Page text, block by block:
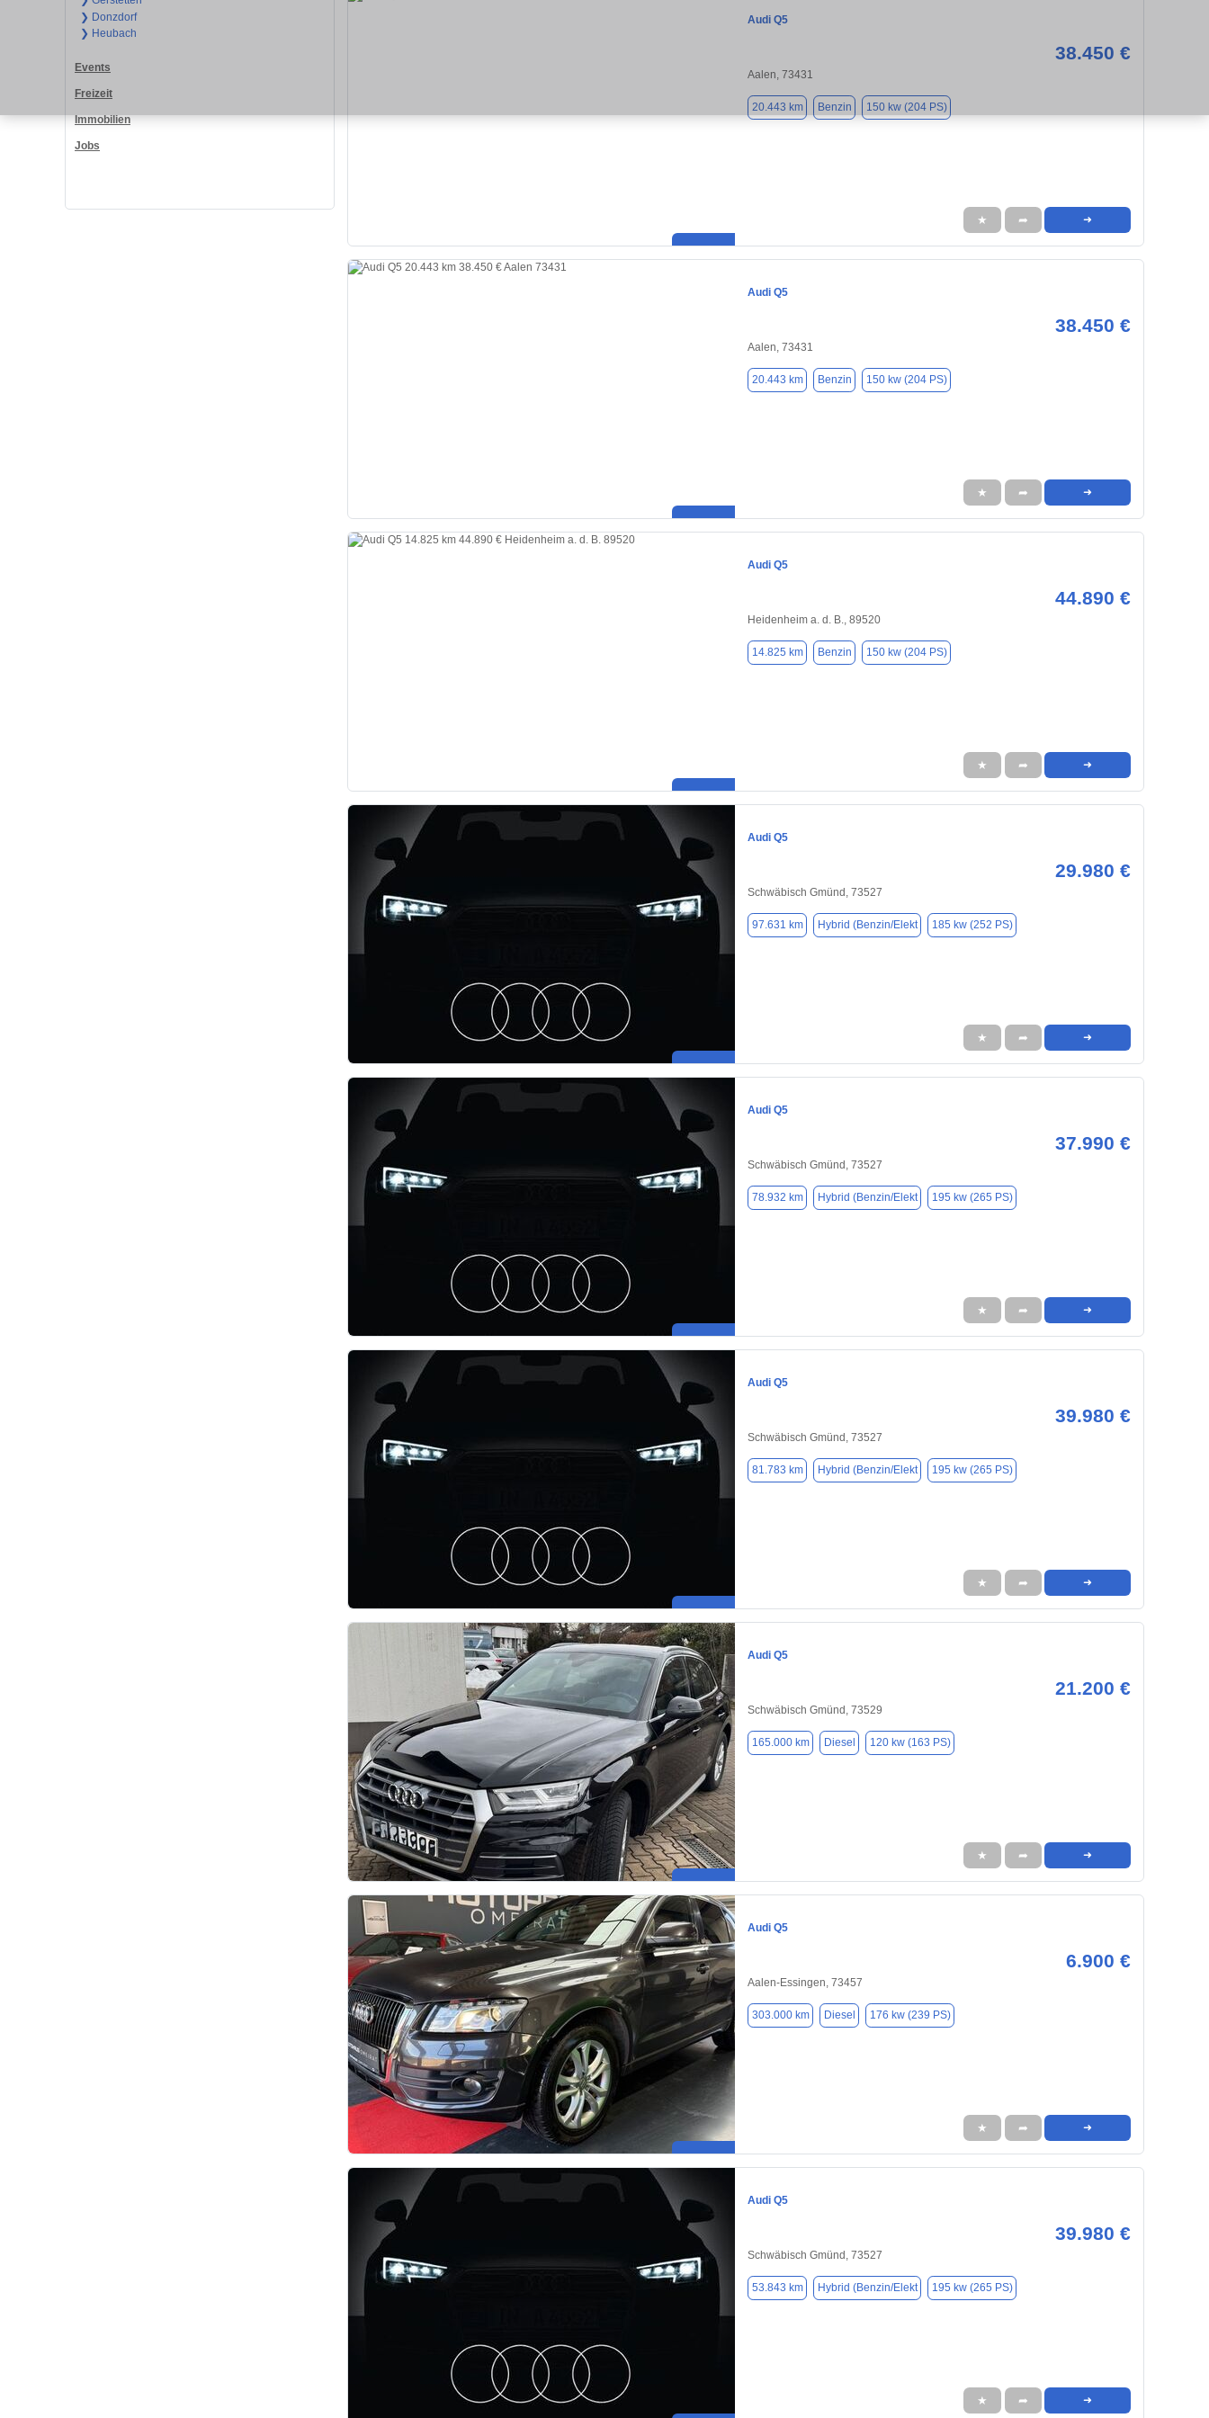
❯ Donzdorf
❯ Heubach
Events
Freizeit
Immobilien
Jobs
Audi Q5
38.450 €
Aalen, 73431
20.443 km Benzin 150 kw (204 PS)
★ ➦ ➜
Audi Q5
38.450 €
Aalen, 73431
20.443 km Benzin 150 kw (204 PS)
★ ➦ ➜
Audi Q5
44.890 €
Heidenheim a. d. B., 89520
14.825 km Benzin 150 kw (204 PS)
★ ➦ ➜
Audi Q5
29.980 €
Schwäbisch Gmünd, 73527
97.631 km Hybrid (Benzin/Elekt 185 kw (252 PS)
★ ➦ ➜
Audi Q5
37.990 €
Schwäbisch Gmünd, 73527
78.932 km Hybrid (Benzin/Elekt 195 kw (265 PS)
★ ➦ ➜
Audi Q5
39.980 €
Schwäbisch Gmünd, 73527
81.783 km Hybrid (Benzin/Elekt 195 kw (265 PS)
★ ➦ ➜
Audi Q5
21.200 €
Schwäbisch Gmünd, 73529
165.000 km Diesel 120 kw (163 PS)
★ ➦ ➜
Audi Q5
6.900 €
Aalen-Essingen, 73457
303.000 km Diesel 176 kw (239 PS)
★ ➦ ➜
Audi Q5
39.980 €
Schwäbisch Gmünd, 73527
53.843 km Hybrid (Benzin/Elekt 195 kw (265 PS)
★ ➦ ➜